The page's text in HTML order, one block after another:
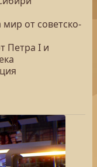
мир от советско-
Петра I и